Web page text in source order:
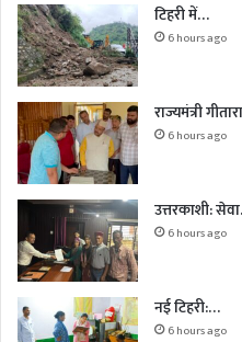
टिहरी में…
6 hours ago
राज्यमंत्री
6 hours ago
उत्तरकाशी:
6 hours ago
नई टिहरी:…
6 hours ago